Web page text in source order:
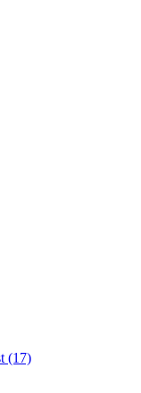
(17)